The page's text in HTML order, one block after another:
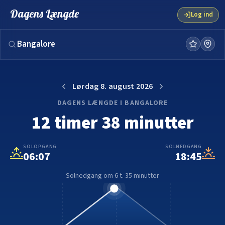
Dagens Længde Log ind
Lørdag 8. august 2026
DAGENS LÆNGDE I BANGALORE
12 timer 38 minutter
SOLOPGANG
06:07
SOLNEDGANG
18:45
Solnedgang om 6 t. 35 minutter